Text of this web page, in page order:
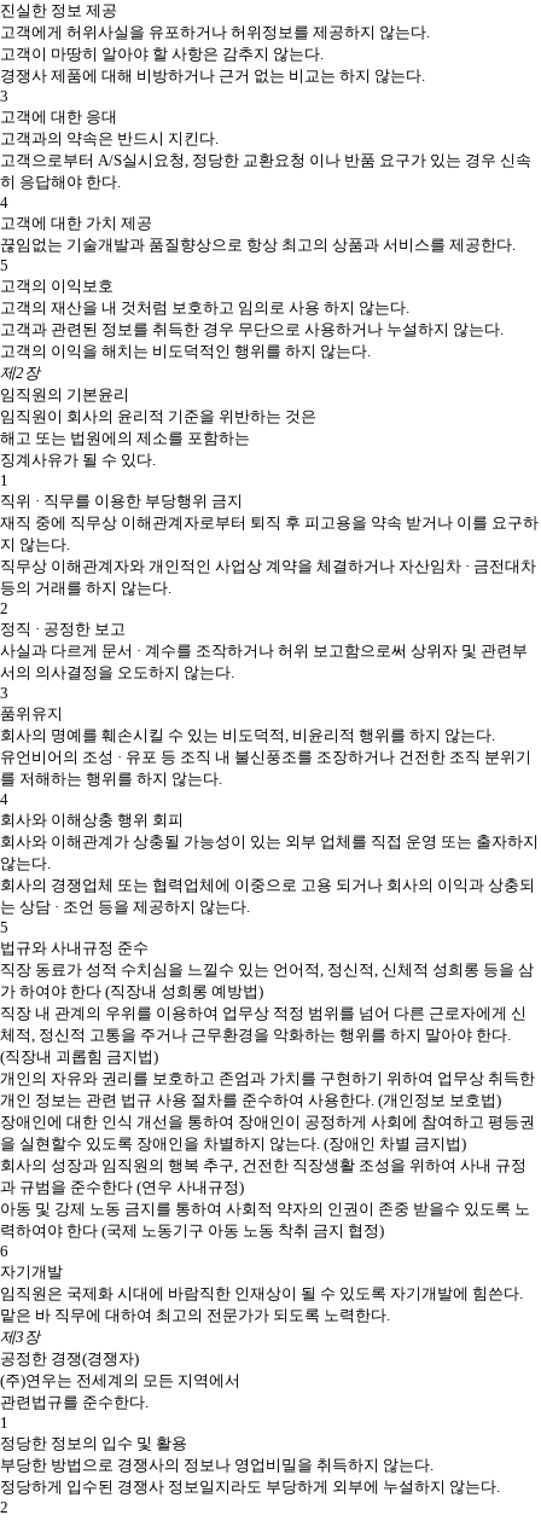
진실한 정보 제공
고객에게 허위사실을 유포하거나 허위정보를 제공하지 않는다.
고객이 마땅히 알아야 할 사항은 감추지 않는다.
경쟁사 제품에 대해 비방하거나 근거 없는 비교는 하지 않는다.
3
고객에 대한 응대
고객과의 약속은 반드시 지킨다.
고객으로부터 A/S실시요청, 정당한 교환요청 이나 반품 요구가 있는 경우 신속
히 응답해야 한다.
4
고객에 대한 가치 제공
끊임없는 기술개발과 품질향상으로 항상 최고의 상품과 서비스를 제공한다.
5
고객의 이익보호
고객의 재산을 내 것처럼 보호하고 임의로 사용 하지 않는다.
고객과 관련된 정보를 취득한 경우 무단으로 사용하거나 누설하지 않는다.
고객의 이익을 해치는 비도덕적인 행위를 하지 않는다.
제2장
임직원의 기본윤리
임직원이 회사의 윤리적 기준을 위반하는 것은
해고 또는 법원에의 제소를 포함하는
징계사유가 될 수 있다.
1
직위 · 직무를 이용한 부당행위 금지
재직 중에 직무상 이해관계자로부터 퇴직 후 피고용을 약속 받거나 이를 요구하
지 않는다.
직무상 이해관계자와 개인적인 사업상 계약을 체결하거나 자산임차 · 금전대차
등의 거래를 하지 않는다.
2
정직 · 공정한 보고
사실과 다르게 문서 · 계수를 조작하거나 허위 보고함으로써 상위자 및 관련부
서의 의사결정을 오도하지 않는다.
3
품위유지
회사의 명예를 훼손시킬 수 있는 비도덕적, 비윤리적 행위를 하지 않는다.
유언비어의 조성 · 유포 등 조직 내 불신풍조를 조장하거나 건전한 조직 분위기
를 저해하는 행위를 하지 않는다.
4
회사와 이해상충 행위 회피
회사와 이해관계가 상충될 가능성이 있는 외부 업체를 직접 운영 또는 출자하지
않는다.
회사의 경쟁업체 또는 협력업체에 이중으로 고용 되거나 회사의 이익과 상충되
는 상담 · 조언 등을 제공하지 않는다.
5
법규와 사내규정 준수
직장 동료가 성적 수치심을 느낄수 있는 언어적, 정신적, 신체적 성희롱 등을 삼
가 하여야 한다 (직장내 성희롱 예방법)
직장 내 관계의 우위를 이용하여 업무상 적정 범위를 넘어 다른 근로자에게 신
체적, 정신적 고통을 주거나 근무환경을 악화하는 행위를 하지 말아야 한다.
(직장내 괴롭힘 금지법)
개인의 자유와 권리를 보호하고 존엄과 가치를 구현하기 위하여 업무상 취득한
개인 정보는 관련 법규 사용 절차를 준수하여 사용한다. (개인정보 보호법)
장애인에 대한 인식 개선을 통하여 장애인이 공정하게 사회에 참여하고 평등권
을 실현할수 있도록 장애인을 차별하지 않는다. (장애인 차별 금지법)
회사의 성장과 임직원의 행복 추구, 건전한 직장생활 조성을 위하여 사내 규정
과 규범을 준수한다 (연우 사내규정)
아동 및 강제 노동 금지를 통하여 사회적 약자의 인권이 존중 받을수 있도록 노
력하여야 한다 (국제 노동기구 아동 노동 착취 금지 협정)
6
자기개발
임직원은 국제화 시대에 바람직한 인재상이 될 수 있도록 자기개발에 힘쓴다.
맡은 바 직무에 대하여 최고의 전문가가 되도록 노력한다.
제3장
공정한 경쟁(경쟁자)
(주)연우는 전세계의 모든 지역에서
관련법규를 준수한다.
1
정당한 정보의 입수 및 활용
부당한 방법으로 경쟁사의 정보나 영업비밀을 취득하지 않는다.
정당하게 입수된 경쟁사 정보일지라도 부당하게 외부에 누설하지 않는다.
2